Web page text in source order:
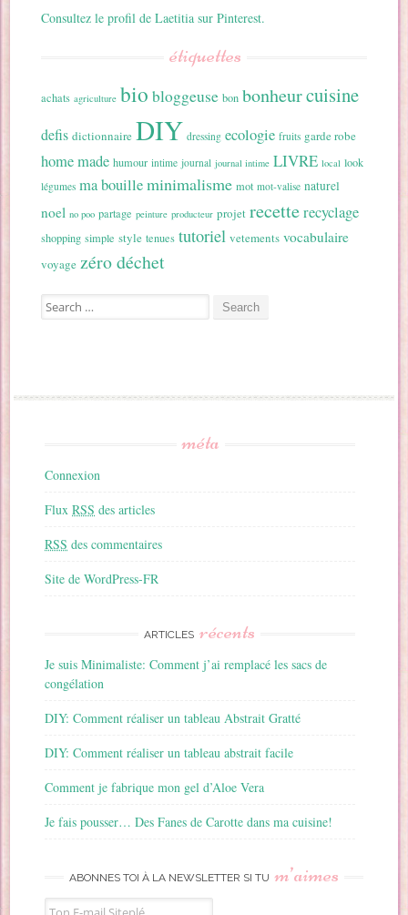
Consultez le profil de Laetitia sur Pinterest.
étiquettes
achats agriculture bio bloggeuse bon bonheurcuisine
defis dictionnaire DIY dressing ecologie fruits garde robe
home made humour intime journal journal intime LIVRE local look
légumes ma bouilleminimalisme mot mot-valise naturel
noel no poo partage peinture producteur projet recetterecyclage
shopping simple style tenues tutoriel vetements vocabulaire
voyage zéro déchet
Search for:
méta
Connexion
FluxRSS des articles
RSS des commentaires
Site de WordPress-FR
ARTICLES récents
Je suis Minimaliste: Comment j’ai remplacé les sacs de
congélation
DIY: Comment réaliser un tableau Abstrait Gratté
DIY: Comment réaliser un tableau abstrait facile
Comment je fabrique mon gel d’Aloe Vera
Je fais pousser… Des Fanes de Carotte dans ma cuisine!
ABONNES TOI À LA NEWSLETTER SI TU m’aimes